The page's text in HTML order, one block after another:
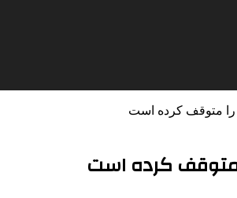
را متوقف کرده است
متوقف کرده است